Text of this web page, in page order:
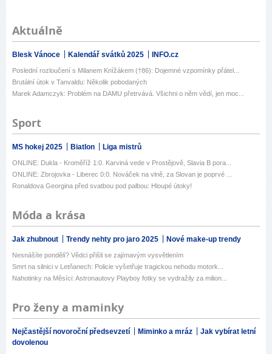
Aktuálně
Blesk Vánoce Kalendář svátků 2025 INFO.cz
Poslední rozloučení s Milanem Knížákem (†86): Dojemné vzpomínky přátel...
Brutální útok v Tanvaldu: Několik pobodaných
Marek Adamczyk: Problém na DAMU přetrvává. Všichni o něm vědí, jen moc...
Sport
MS hokej 2025 Biatlon Liga mistrů
ONLINE: Dukla - Kroměříž 1:0. Karviná vede v Prostějově, Slavia B pora...
ONLINE: Zbrojovka - Liberec 0:0. Nováček na vlně, za Slovan je poprvé ...
Ronaldova Georgina před svatbou pod palbou: Hloupé útoky!
Móda a krása
Jak zhubnout Trendy nehty pro jaro 2025 Nové make-up trendy
Nesnášíte pondělí? Vědci přišli se zajímavým vysvětlením
Smrt na silnici v Letňanech: Policie vyšetřuje tragickou nehodu motork...
Nahotinky na Měsíci: Astronautovy Playboy fotky se vydražily za milion...
Pro ženy a maminky
Nejčastější novoroční předsevzetí Miminko a mráz
Jak vybírat letní
dovolenou